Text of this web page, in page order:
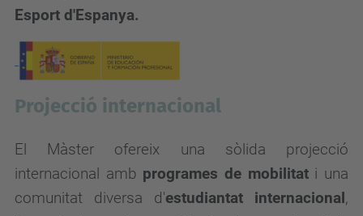
Esport d'Espanya.
Projecció internacional
El Màster ofereix una sòlida projecció
internacional amb programes de mobilitati una
comunitat diversa d'estudiantat internacional ,